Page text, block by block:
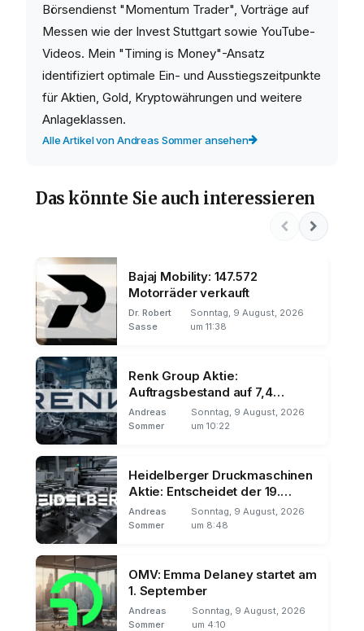
Börsendienst "Momentum Trader", Vorträge auf
Messen wie der Invest Stuttgart sowie YouTube-
Videos. Mein "Timing is Money"-Ansatz
identifiziert optimale Ein- und Ausstiegszeitpunkte
für Aktien, Gold, Kryptowährungen und weitere
Anlageklassen.
Alle Artikel von Andreas Sommer ansehen
Das könnte Sie auch interessieren
Bajaj Mobility: 147.572
Motorräder verkauft
Dr. Robert
Sasse
Sonntag, 9 August, 2026
um 11:38
Renk Group Aktie:
Auftragsbestand auf 7,4
Milliarden
Andreas
Sommer
Sonntag, 9 August, 2026
um 10:22
Heidelberger Druckmaschinen
Aktie: Entscheidet der 19.
August über den Trend?
Andreas
Sommer
Sonntag, 9 August, 2026
um 8:48
OMV: Emma Delaney startet am
1. September
Andreas
Sommer
Sonntag, 9 August, 2026
um 4:10